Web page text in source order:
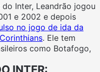
Inter, Leandrão jogou
e 2002 e depois
no jogo de ida da
. Ele tem
como Botafogo,